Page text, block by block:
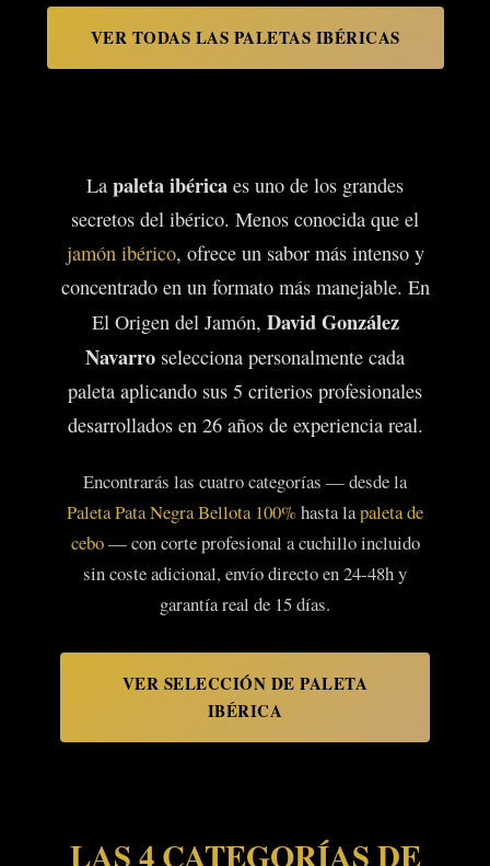
VER TODAS LAS PALETAS IBÉRICAS
La paleta ibérica es uno de los grandes
secretos del ibérico. Menos conocida que el
jamón ibérico, ofrece un sabor más intenso y
concentrado en un formato más manejable. En
El Origen del Jamón, David González
Navarro selecciona personalmente cada
paleta aplicando sus 5 criterios profesionales
desarrollados en 26 años de experiencia real.
Encontrarás las cuatro categorías — desde la
Paleta Pata Negra Bellota 100% hasta lapaleta de
cebo— con corte profesional a cuchillo incluido
sin coste adicional, envío directo en 24-48h y
garantía real de 15 días.
VER SELECCIÓN DE PALETA
IBÉRICA
LAS 4 CATEGORÍAS DE